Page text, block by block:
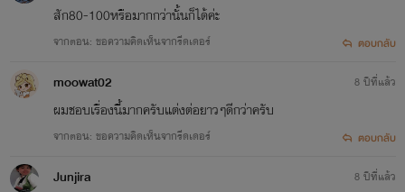
สัก80-100หรือมากกว่านั้นก็ได้ค่ะ
จากตอน: ขอความคิดเห็นจากรีดเดอร์ ตอบกลับ
moowat02
ผมชอบเรื่องนี้มากครับแต่งต่อยาวๆดีกว่าครับ
จากตอน: ขอความคิดเห็นจากรีดเดอร์
8 ปีที่แล้ว
ตอบกลับ
Junjira 8 ปีที่แล้ว